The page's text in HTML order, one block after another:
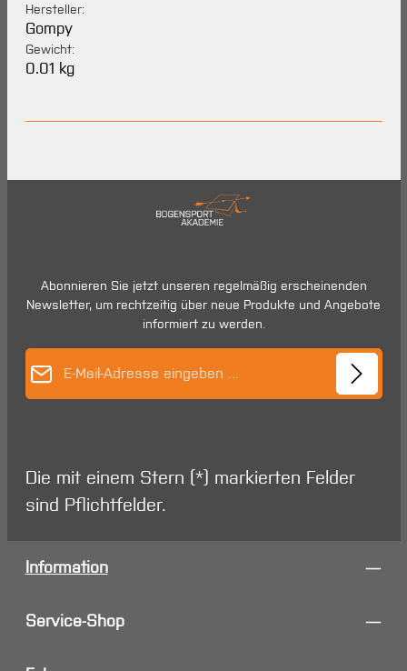
Hersteller:
Gompy
Gewicht:
0.01 kg
Abonnieren Sie jetzt unseren regelmäßig erscheinenden
Newsletter, um rechtzeitig über neue Produkte und Angebote
informiert zu werden.
Die mit einem Stern (*) markierten Felder
sind Pflichtfelder.
Information
Service-Shop